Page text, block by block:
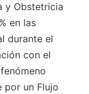
y Obstetricia
en las
durante el
con el
por un Flujo